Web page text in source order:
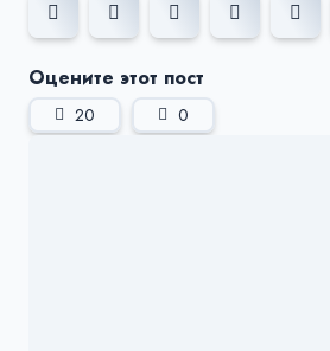
Оцените этот пост
20 0